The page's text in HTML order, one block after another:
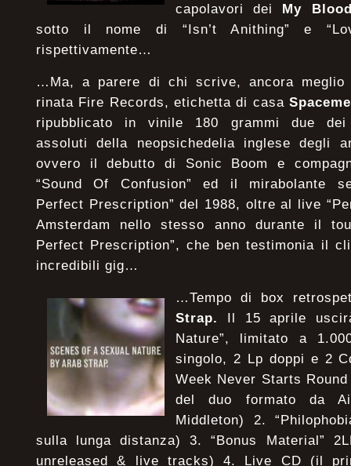
capolavori dei My
sotto il nome di “Isn’t Anithing” e
rispettivamente…
…Ma, a parere di chi scrive, ancora
rinata Fire Records, etichetta di casa
ripubblicato in vinile 180 grammi due dei
assoluti della neopsichedelia inglese degli
ovvero il debutto di Sonic Boom e
“Sound Of Confusion” ed il mirabolante
Perfect Prescription” del 1988, oltre al live
Amsterdam nello stesso anno durante il
Perfect Prescription”, che ben testimonia il
incredibili gig…
…Tempo di box
Strap. Il 15 aprile
Nature”, limitato a
singolo, 2 Lp doppi e 2
Week Never Starts
del duo formato da
Middleton) 2.
sulla lunga distanza) 3. “Bonus Material”
unreleased & live tracks) 4. Live CD (il